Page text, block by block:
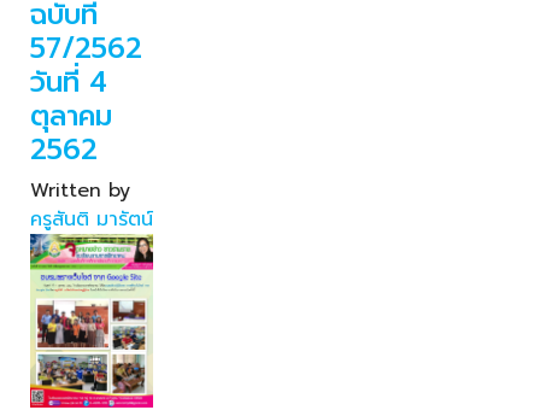
ฉบับที่
57/2562
วันที่ 4
ตุลาคม
2562
Written by
ครูสันติ มารัตน์